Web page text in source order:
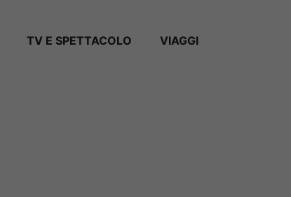
TV E SPETTACOLO VIAGGI